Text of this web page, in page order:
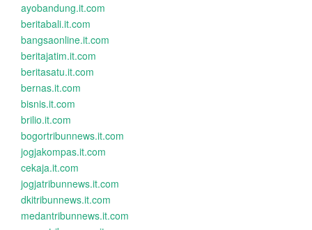
ayobandung.it.com
beritabali.it.com
bangsaonline.it.com
beritajatim.it.com
beritasatu.it.com
bernas.it.com
bisnis.it.com
brilio.it.com
bogortribunnews.it.com
jogjakompas.it.com
cekaja.it.com
jogjatribunnews.it.com
dkitribunnews.it.com
medantribunnews.it.com